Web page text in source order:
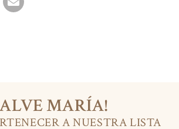
MARÍA!
A NUESTRA LISTA